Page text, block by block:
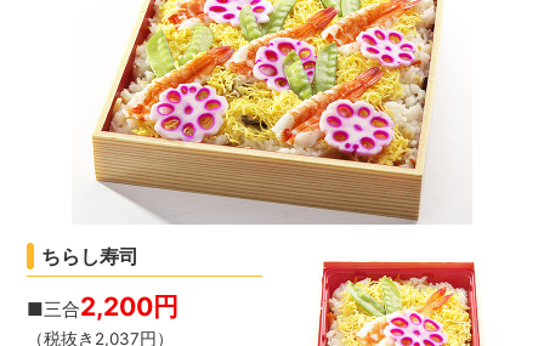
ちらし寿司
■三合2,200円
（税抜き2,037円）